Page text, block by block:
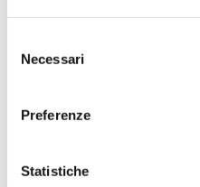
delNecessari
Preferenze
Statistiche
vista